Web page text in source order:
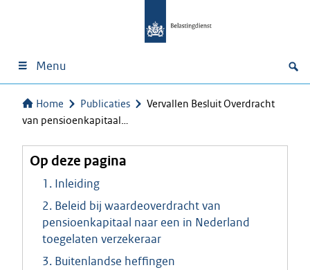
Menu
Home Publicaties
Vervallen Besluit Overdracht
van pensioenkapitaal…
Op deze pagina
1. Inleiding
2. Beleid bij waardeoverdracht van
pensioenkapitaal naar een in Nederland
toegelaten verzekeraar
3. Buitenlandse heffingen